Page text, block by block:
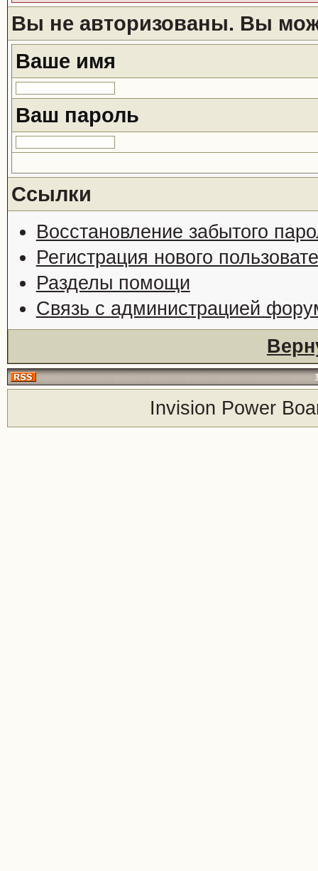
Вы не авторизованы. Вы
Ваше имя
Ваш пароль
Ссылки
Восстановление забытого
Регистрация нового
Разделы помощи
Связь с администрацией
Invision Power